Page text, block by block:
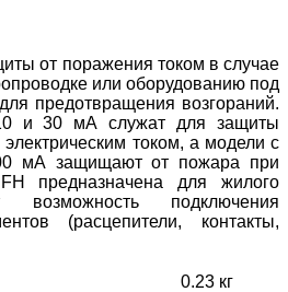
от поражения током в случае
или оборудованию под
предотвращения возгораний.
и 30 мА служат для защиты
током, а модели с
мА защищают от пожара при
предназначена для жилого
возможность подключения
(расцепители, контакты,
0.23 кг